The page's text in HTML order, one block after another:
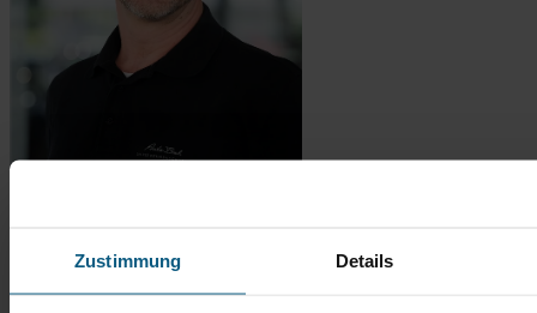
Zustimmung Details
Ben Engelbrecht